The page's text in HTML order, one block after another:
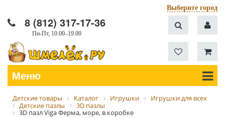
Выберите город
8 (812) 317-17-36
Пн-Пт, 10.00–19.00
Меню
Детские товары Каталог Игрушки
Игрушки для всех
Детские пазлы
3D пазлы
3D пазл Viga Ферма, море, в коробке